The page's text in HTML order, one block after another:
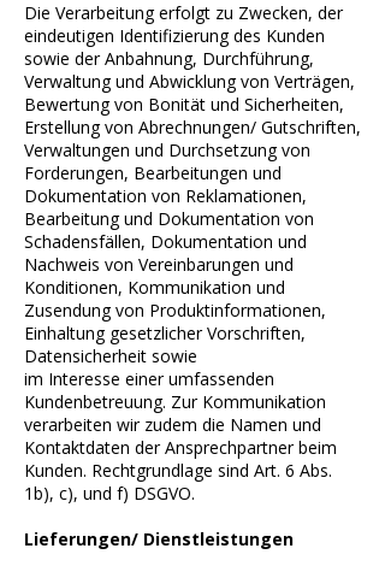
Die Verarbeitung erfolgt zu Zwecken, der
eindeutigen Identifizierung des Kunden
sowie der Anbahnung, Durchführung,
Verwaltung und Abwicklung von Verträgen,
Bewertung von Bonität und Sicherheiten,
Erstellung von Abrechnungen/ Gutschriften,
Verwaltungen und Durchsetzung von
Forderungen, Bearbeitungen und
Dokumentation von Reklamationen,
Bearbeitung und Dokumentation von
Schadensfällen, Dokumentation und
Nachweis von Vereinbarungen und
Konditionen, Kommunikation und
Zusendung von Produktinformationen,
Einhaltung gesetzlicher Vorschriften,
Datensicherheit sowie
im Interesse einer umfassenden
Kundenbetreuung. Zur Kommunikation
verarbeiten wir zudem die Namen und
Kontaktdaten der Ansprechpartner beim
Kunden. Rechtgrundlage sind Art. 6 Abs.
1b), c), und f) DSGVO.
Lieferungen/ Dienstleistungen